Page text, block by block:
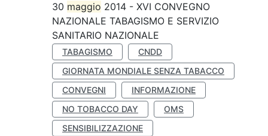
30 maggio 2014 - XVI CONVEGNO
NAZIONALE TABAGISMO E SERVIZIO
SANITARIO NAZIONALE
TABAGISMO
CNDD
GIORNATA MONDIALE SENZA TABACCO
CONVEGNI
INFORMAZIONE
NO TOBACCO DAY
OMS
SENSIBILIZZAZIONE